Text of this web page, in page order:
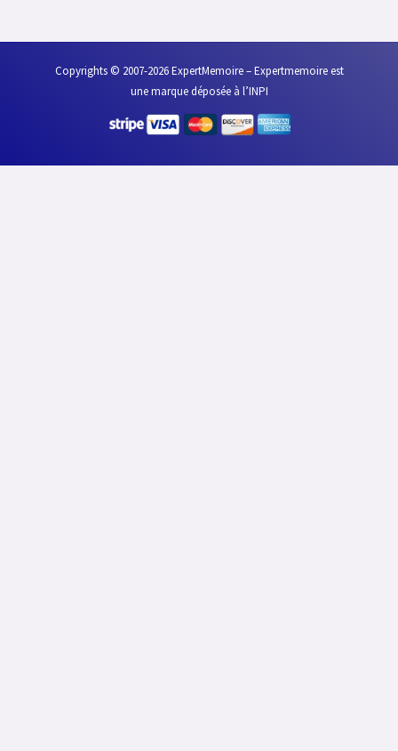
Copyrights © 2007-2026 ExpertMemoire – Expertmemoire est
une marque déposée à l’INPI